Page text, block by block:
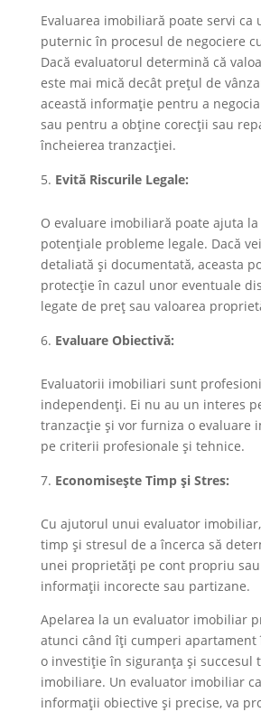
Evaluarea imobiliară poate servi ca
puternic în procesul de negociere
Dacă evaluatorul determină că
este mai mică decât prețul de
această informație pentru a
sau pentru a obține corecții sau
încheierea tranzacției.
Evită Riscurile Legale:
O evaluare imobiliară poate ajuta
potențiale probleme legale. Dacă
detaliată și documentată, aceasta
protecție în cazul unor eventuale
legate de preț sau valoarea
Evaluare Obiectivă:
Evaluatorii imobiliari sunt
independenți. Ei nu au un interes
tranzacție și vor furniza o evaluare
pe criterii profesionale și tehnice.
Economisește Timp și Stres:
Cu ajutorul unui evaluator
timp și stresul de a încerca să
unei proprietăți pe cont propriu
informații incorecte sau partizane.
Apelarea la un evaluator imobiliar
atunci când îți cumperi apartament
o investiție în siguranța și succesul
imobiliare. Un evaluator imobiliar
informații obiective și precise, va